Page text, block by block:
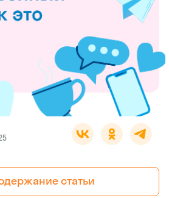
статьи